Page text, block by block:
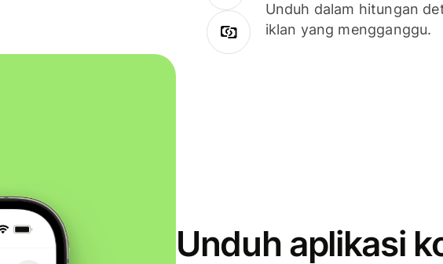
Unduh dalam hitungan
iklan yang mengganggu.
Unduh aplikasi